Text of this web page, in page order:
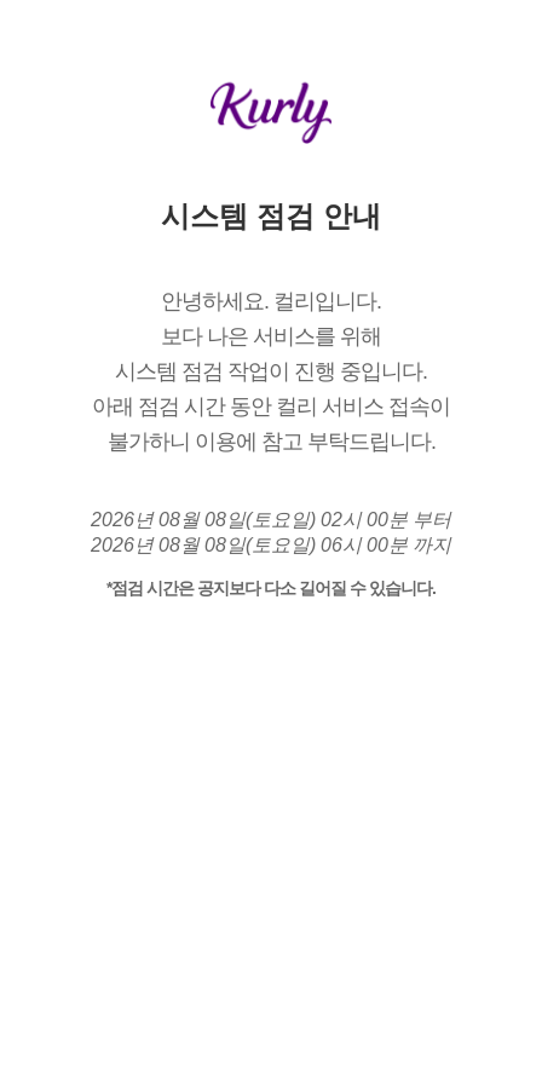
시스템 점검 안내
안녕하세요. 컬리입니다.
보다 나은 서비스를 위해
시스템 점검 작업이 진행 중입니다.
아래 점검 시간 동안 컬리 서비스 접속이
불가하니 이용에 참고 부탁드립니다.
2026년 08월 08일(토요일) 02시 00분 부터
2026년 08월 08일(토요일) 06시 00분 까지
*점검 시간은 공지보다 다소 길어질 수 있습니다.